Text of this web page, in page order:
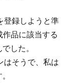
登録しようと準
品に該当する
した。
はそうで、私は